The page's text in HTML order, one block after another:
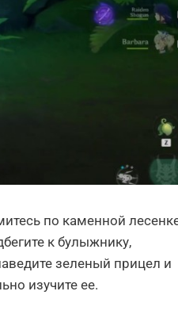
по каменной
к булыжнику,
зеленый прицел и
изучите ее.